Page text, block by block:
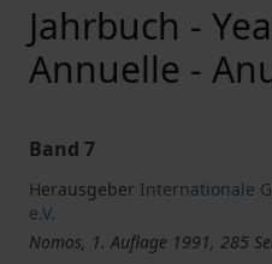
Jahrbuch -
Annuelle -
Band 7
Herausgeber Internationale
e.V.
Nomos, 1. Auflage 1991, 285